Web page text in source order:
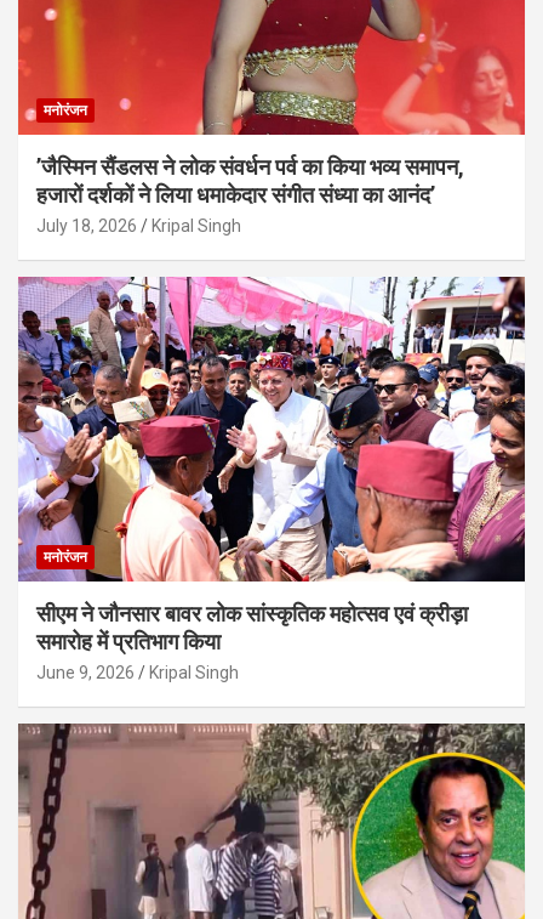
मनोरंजन
’जैस्मिन सैंडलस ने लोक संवर्धन पर्व का किया भव्य समापन,
हजारों दर्शकों ने लिया धमाकेदार संगीत संध्या का आनंद’
July 18, 2026 Kripal Singh
मनोरंजन
सीएम ने जौनसार बावर लोक सांस्कृतिक महोत्सव एवं क्रीड़ा
समारोह में प्रतिभाग किया
June 9, 2026 Kripal Singh